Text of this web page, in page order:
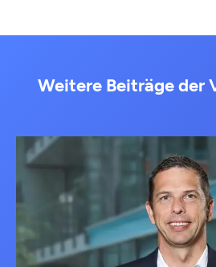
Weitere Beiträge der